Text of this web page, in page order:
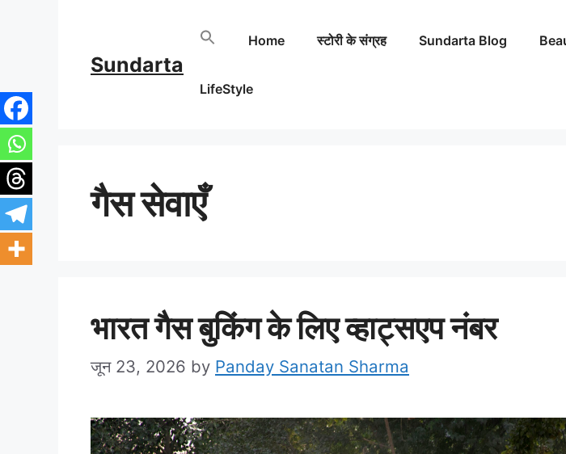
content
Sundarta
Home स्टोरी के संग्रह Sundarta Blog
LifeStyle
गैस सेवाएँ
भारत गैस बुकिंग के लिए व्हाट्सएप नंबर
जून 23, 2026 by Panday Sanatan Sharma